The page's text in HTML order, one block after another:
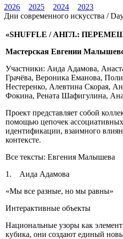
2026 2025 2024 2023
Дни современного искусства /
«SHUFFLE / АНГЛ.:
Мастерская Евгении
Участники: Аида Адамова,
Грачёва, Вероника Еманова,
Нестеренко, Алевтина Скорая,
Фокина, Рената Шафигулина,
Проект представляет собой
помощью цепочек
идентификации, взаимного
контексте.
Все тексты: Евгения Малышева
1. Аида Адамова
«Мы все разные, но мы равны»
Интерактивные объекты
Национальные узоры как
кубика, они создают единый